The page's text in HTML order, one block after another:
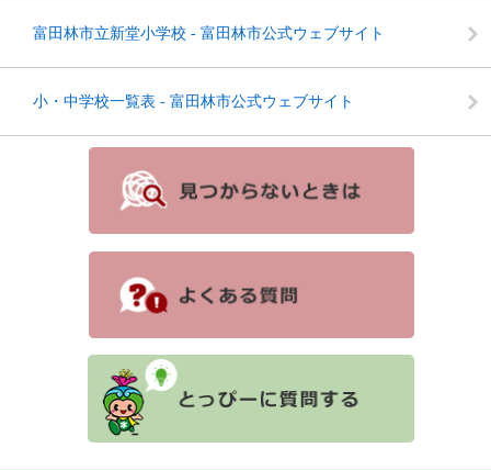
富田林市立新堂小学校 - 富田林市公式ウェブサイト
小・中学校一覧表 - 富田林市公式ウェブサイト